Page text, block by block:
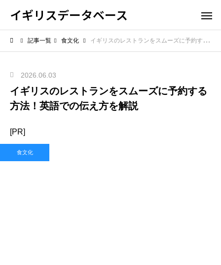
イギリスデータベース
記事一覧 食文化 イギリスのレストランをスムーズに予約する方法！英語での伝え方を解説
2026.06.03
イギリスのレストランをスムーズに予約する
方法！英語での伝え方を解説
[PR]
食文化